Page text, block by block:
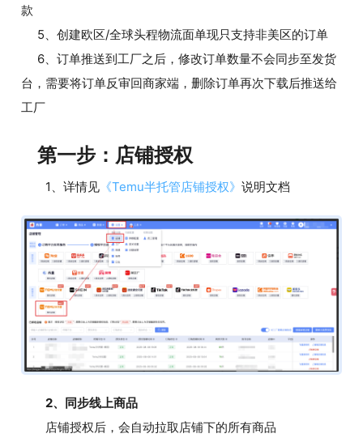
款
5、创建欧区/全球头程物流面单现只支持非美区的订单
6、订单推送到工厂之后，修改订单数量不会同步至发货
台，需要将订单反审回商家端，删除订单再次下载后推送给
工厂
第一步：店铺授权
1、详情见 《Temu半托管店铺授权》 说明文档
2、同步线上商品
店铺授权后，会自动拉取店铺下的所有商品